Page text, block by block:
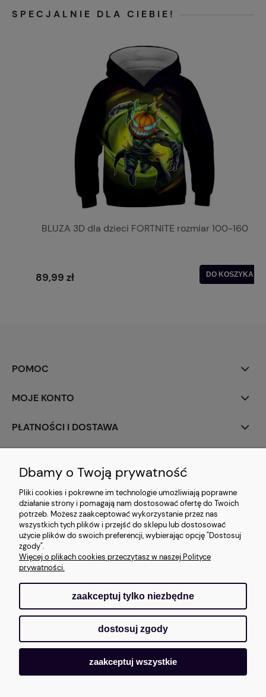
SPECJALNIE DLA CIEBIE!
BLUZA 3D dla dzieci FORTNITE rozmiar 100-160
89,99 zł DO KOSZYKA
POMOC
MOJE KONTO
PŁATNOŚCI I DOSTAWA
Sklep internetowy Shoper.pl
Dbamy o Twoją prywatność
Pliki cookies i pokrewne im technologie umożliwiają poprawne
działanie strony i pomagają nam dostosować ofertę do Twoich
potrzeb. Możesz zaakceptować wykorzystanie przez nas
wszystkich tych plików i przejść do sklepu lub dostosować
użycie plików do swoich preferencji, wybierając opcję "Dostosuj
zgody".
Więcej o plikach cookies przeczytasz w naszej Polityce
prywatności.
zaakceptuj tylko niezbędne
dostosuj zgody
zaakceptuj wszystkie